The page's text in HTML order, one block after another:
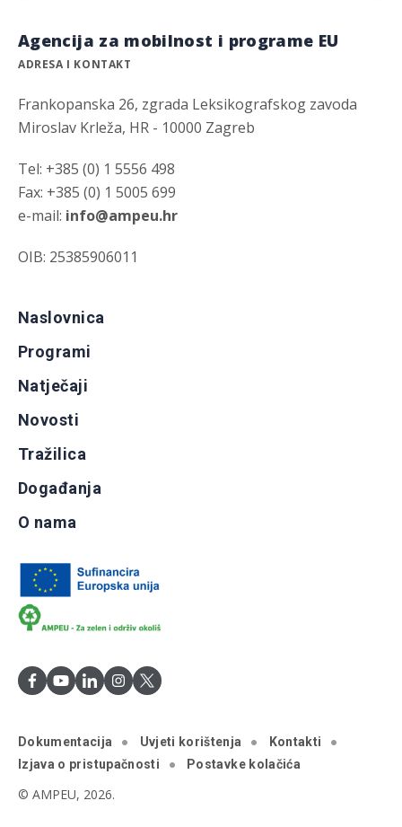
Agencija za mobilnost i programe EU
ADRESA I KONTAKT
Frankopanska 26, zgrada Leksikografskog zavoda
Miroslav Krleža, HR - 10000 Zagreb
Tel: +385 (0) 1 5556 498
Fax: +385 (0) 1 5005 699
e-mail: info@ampeu.hr
OIB: 25385906011
Naslovnica
Programi
Natječaji
Novosti
Tražilica
Događanja
O nama
Dokumentacija Uvjeti korištenja
Kontakti
Izjava o pristupačnosti
Postavke kolačića
© AMPEU, 2026.